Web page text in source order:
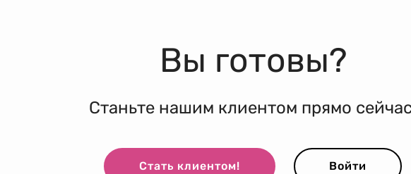
Вы готовы?
Станьте нашим клиентом прямо
Стать клиентом! Войти